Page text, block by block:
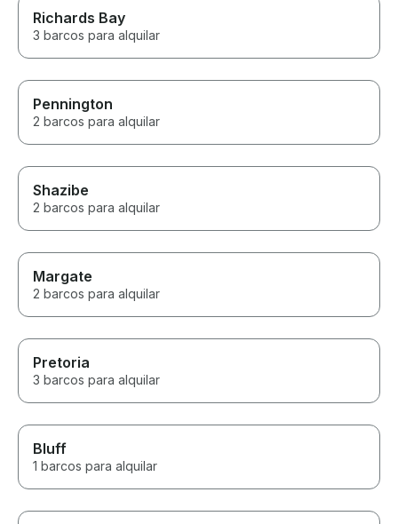
Richards Bay
3 barcos para alquilar
Pennington
2 barcos para alquilar
Shazibe
2 barcos para alquilar
Margate
2 barcos para alquilar
Pretoria
3 barcos para alquilar
Bluff
1 barcos para alquilar